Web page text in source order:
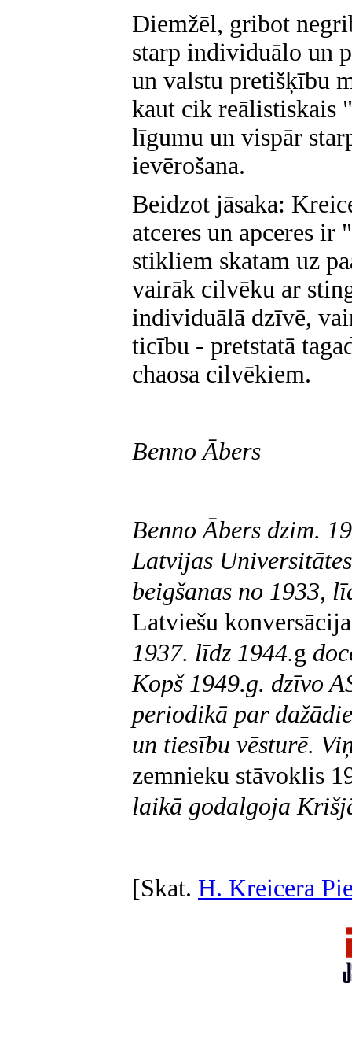
Diemžēl, gribot
starp individuālo un
un valstu pretišķību
kaut cik reālistiskais
līgumu un vispār
ievērošana.
Beidzot jāsaka:
atceres un apceres
stikliem skatam uz
vairāk cilvēku ar
individuālā dzīvē,
ticību - pretstatā
chaosa cilvēkiem.
Benno Ābers
Benno Ābers dzim.
Latvijas
beigšanas no 1933,
Latviešu
1937. līdz 1944.g
Kopš 1949.g. dzīvo
periodikā par
un tiesību vēsturē.
zemnieku stāvoklis
laikā godalgoja
[Skat. H. Kreicera